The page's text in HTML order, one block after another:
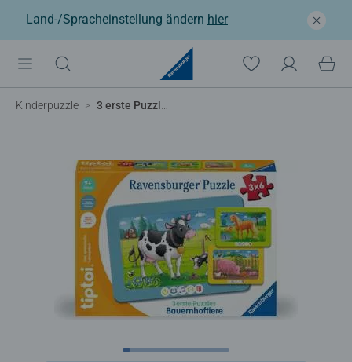
Land-/Spracheinstellung ändern hier
Kinderpuzzle 3 erste Puzzles: Bauernhoftiere